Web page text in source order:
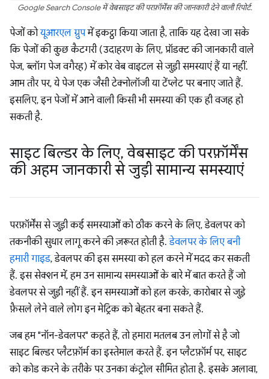
Google Search Console में वेबसाइट की परफ़ॉर्मेंस की जानकारी देने वाली रिपोर्ट.
पेजों कोयूआरएल ग्रुपमें इकट्ठा किया जाता है, ताकि यह देखा जा सके
कि पेजों की कुछ कैटगरी (उदाहरण के लिए, प्रॉडक्ट की जानकारी वाले
पेज, ब्लॉग पेज वगैरह) में कोर वेब वाइटल से जुड़ी समस्याएं हैं या नहीं.
आम तौर पर, ये पेज एक जैसी टेक्नोलॉजी या टेंप्लेट पर बनाए जाते हैं.
इसलिए, इन पेजों में आने वाली किसी भी समस्या की एक ही वजह हो
सकती है.
साइट बिल्डर के लिए, वेबसाइट की परफ़ॉर्मेंस
की अहम जानकारी से जुड़ी सामान्य समस्याएं
परफ़ॉर्मेंस से जुड़ी कई समस्याओं को ठीक करने के लिए, डेवलपर को
तकनीकी सुधार लागू करने की ज़रूरत होती है.डेवलपर के लिए बनी
हमारी गाइड, डेवलपर की इस समस्या को हल करने में मदद कर सकती
हैं. इस सेक्शन में, हम उन सामान्य समस्याओं के बारे में बात करते हैं जो
डेवलपर से जुड़ी नहीं हैं. इन समस्याओं को हल करके, कारोबार से जुड़े
फ़ैसले लेने वाले लोग इन मेट्रिक को बेहतर बना सकते हैं.
जब हम "नॉन-डेवलपर" कहते हैं, तो हमारा मतलब उन लोगों से है जो
साइट बिल्डर प्लैटफ़ॉर्म का इस्तेमाल करते हैं. इन प्लैटफ़ॉर्म पर, साइट
को कोड करने के तरीके पर उनका कंट्रोल सीमित होता है. इसके अलावा,